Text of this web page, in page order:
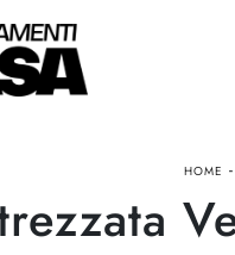
HOME -